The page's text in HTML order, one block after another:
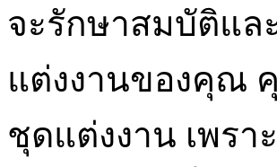
จะรักษาสมบัติแล
แต่งงานของคุณ
ชุดแต่งงาน เพร